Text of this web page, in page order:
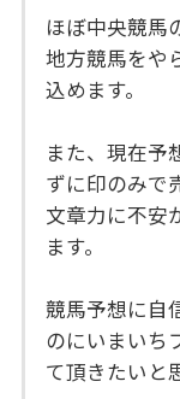
ほぼ中央競馬
地方競馬をや
込めます。
また、現在予
ずに印のみで
文章力に不安
ます。
競馬予想に自
のにいまいち
て頂きたいと